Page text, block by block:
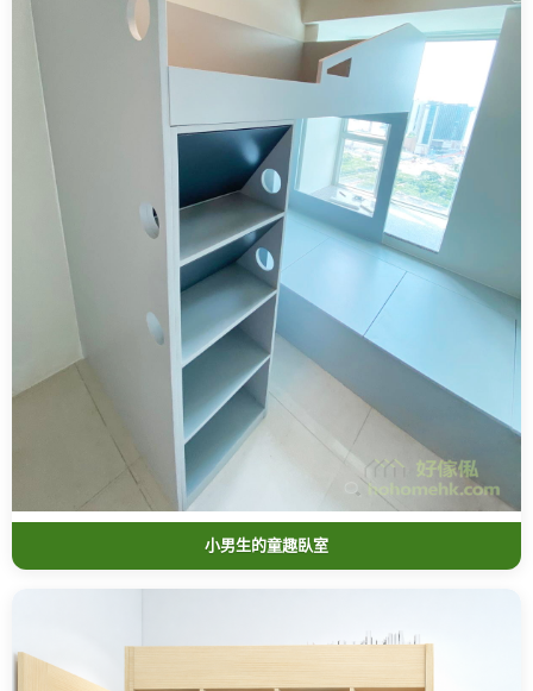
小男生的童趣臥室